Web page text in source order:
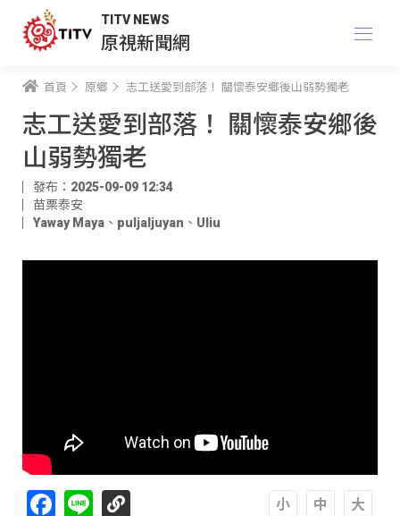
TITV NEWS
原視新聞網
首頁 原鄉 志工送愛到部落！ 關懷泰安鄉後山弱勢獨老
志工送愛到部落！ 關懷泰安鄉後
山弱勢獨老
發布：2025-09-09 12:34
苗栗泰安
Yaway Maya 、 puljaljuyan 、 Uliu
Facebook
Line